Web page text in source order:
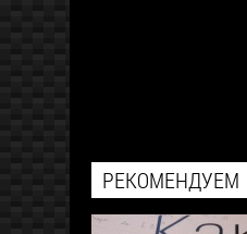
РЕКОМЕНДУЕМ